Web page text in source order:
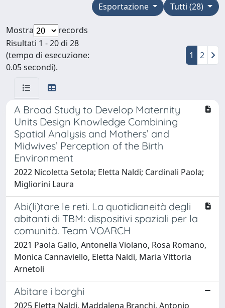
Tutti (28)
Esportazione
Mostra
records
Risultati 1 - 20 di 28
(tempo di esecuzione:
0.05 secondi).
1 2
A Broad Study to Develop Maternity
Units Design Knowledge Combining
Spatial Analysis and Mothers’ and
Midwives’ Perception of the Birth
Environment
2022 Nicoletta Setola; Eletta Naldi; Cardinali Paola;
Migliorini Laura
Abi(li)tare le reti. La quotidianeità degli
abitanti di TBM: dispositivi spaziali per la
comunità. Team VOARCH
2021 Paola Gallo, Antonella Violano, Rosa Romano,
Monica Cannaviello, Eletta Naldi, Maria Vittoria
Arnetoli
Abitare i borghi
2025 Eletta Naldi, Maddalena Branchi, Antonio